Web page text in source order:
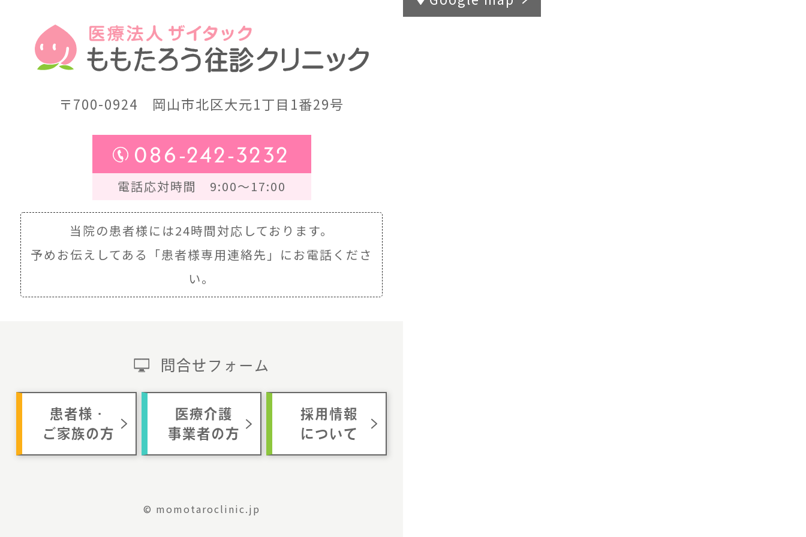
〒700-0924 岡山市北区大元1丁目1番29号
086-242-3232
電話応対時間 9:00～17:00
当院の患者様には24時間対応しております。
予めお伝えしてある
「患者様専用連絡先」にお電話くださ
い。
問合せフォーム
患者様・
ご家族の方
医療介護
事業者の方
採用情報
について
© momotaroclinic.jp